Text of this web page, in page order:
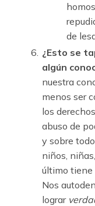
de
¿Esto se
algún
nuestra
menos ser
los
abuso de
y sobre
niños,
último tiene
Nos
lograr